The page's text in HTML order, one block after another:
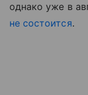
однако уже в
не состоится.